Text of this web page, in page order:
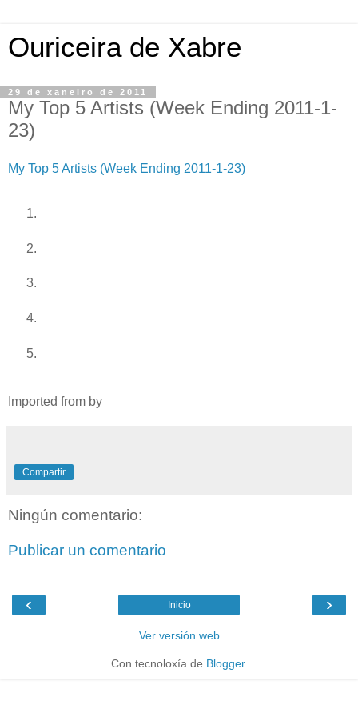
Ouriceira de Xabre
29 de xaneiro de 2011
My Top 5 Artists (Week Ending 2011-1-
23)
My Top 5 Artists (Week Ending 2011-1-23)
Imported from by
Compartir
Ningún comentario:
Publicar un comentario
‹ ›
Inicio
Ver versión web
Con tecnoloxía de Blogger.